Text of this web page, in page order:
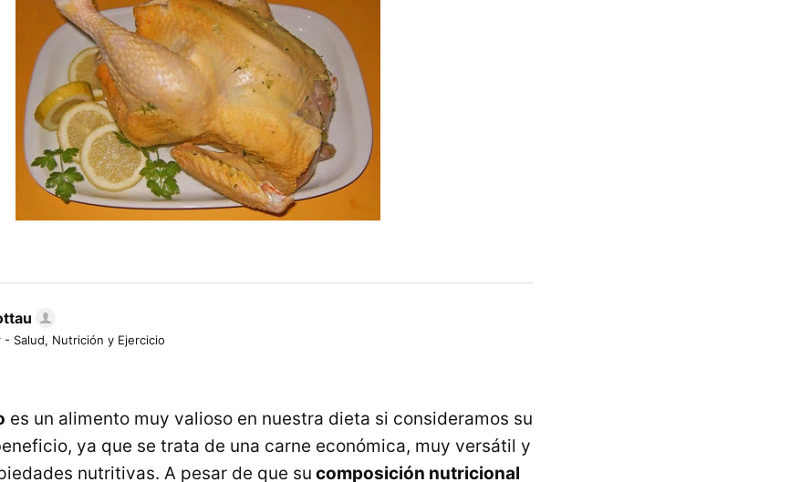
- Salud, Nutrición y Ejercicio
es un alimento muy valioso en nuestra dieta si consideramos su
ya que se trata de una carne económica, muy versátil y
nutritivas. A pesar de que su composición nutricional